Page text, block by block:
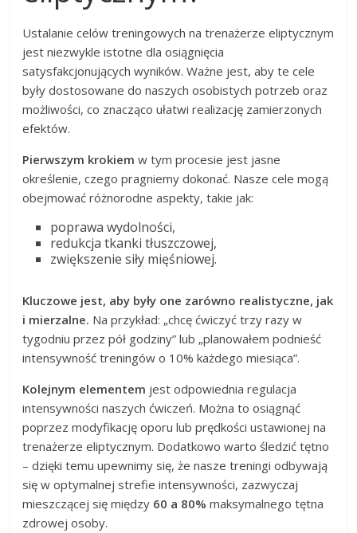
Ustalanie celów treningowych na trenażerze eliptycznym
jest niezwykle istotne dla osiągnięcia
satysfakcjonujących wyników. Ważne jest, aby te cele
były dostosowane do naszych osobistych potrzeb oraz
możliwości, co znacząco ułatwi realizację zamierzonych
efektów.
Pierwszym krokiem w tym procesie jest jasne
określenie, czego pragniemy dokonać. Nasze cele mogą
obejmować różnorodne aspekty, takie jak:
poprawa wydolności,
redukcja tkanki tłuszczowej,
zwiększenie siły mięśniowej.
Kluczowe jest, aby były one zarówno realistyczne, jak
i mierzalne. Na przykład: „chcę ćwiczyć trzy razy w
tygodniu przez pół godziny” lub „planowałem podnieść
intensywność treningów o 10% każdego miesiąca”.
Kolejnym elementem jest odpowiednia regulacja
intensywności naszych ćwiczeń. Można to osiągnąć
poprzez modyfikację oporu lub prędkości ustawionej na
trenażerze eliptycznym. Dodatkowo warto śledzić tętno
– dzięki temu upewnimy się, że nasze treningi odbywają
się w optymalnej strefie intensywności, zazwyczaj
mieszczącej się między 60 a 80% maksymalnego tętna
zdrowej osoby.